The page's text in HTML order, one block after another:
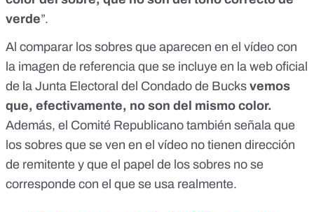
verde”.
Al comparar los sobres que aparecen en el vídeo con
la imagen de referencia que se incluye en la web oficial
de la Junta Electoral del Condado de Bucks vemos
que, efectivamente, no son del mismo color.
Además, el Comité Republicano también señala que
los sobres que se ven en el vídeo no tienen dirección
de remitente y que el papel de los sobres no se
corresponde con el que se usa realmente.